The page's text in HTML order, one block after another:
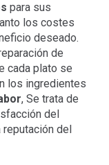
para sus
los costes
deseado.
de
cada plato se
los ingredientes
, Se trata de
del
del